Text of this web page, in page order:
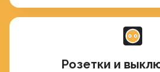
Розетки и